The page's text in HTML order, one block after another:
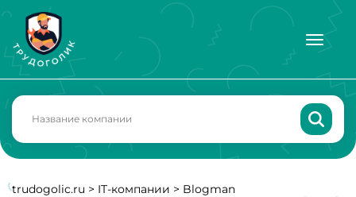
trudogolic.ru > IT-компании > Blogman